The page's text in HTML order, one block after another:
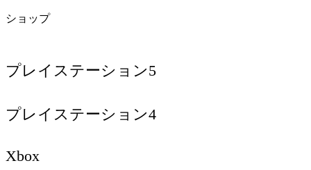
ショップ
プレイステーション5
プレイステーション4
Xbox